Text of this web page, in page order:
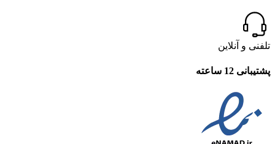
تلفنی و آنلاین
پشتیبانی 12 ساعته